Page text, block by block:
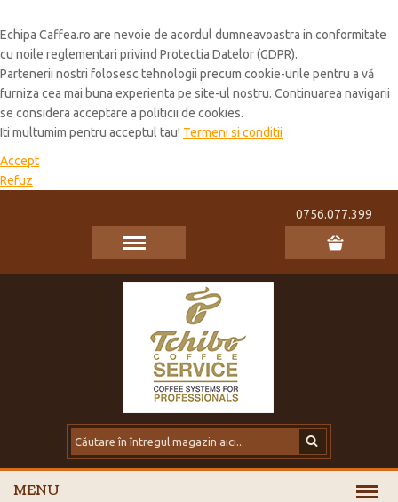
Echipa Caffea.ro are nevoie de acordul dumneavoastra in conformitate
cu noile reglementari privind Protectia Datelor (GDPR).
Partenerii nostri folosesc tehnologii precum cookie-urile pentru a vă
furniza cea mai buna experienta pe site-ul nostru. Continuarea navigarii
se considera acceptare a politicii de cookies.
Iti multumim pentru acceptul tau! Termeni si conditii
Accept
Refuz
0756.077.399
MENU